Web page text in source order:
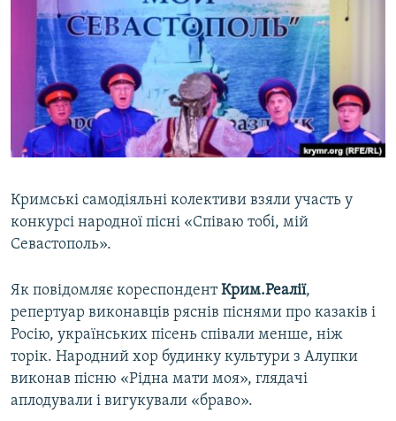
СПЕЦПРОЕКТИ
ДЕПОРТАЦІЯ
ВІДЕОУРОКИ «ELIFBE»
СВІДЧЕННЯ ОКУПАЦІЇ
УКРАЇНСЬКА ПРОБЛЕМА КРИМУ
ЯК ОБІЙТИ БЛОКУВАННЯ
Русский
Qırımtatar
Кримські самодіяльні колективи взяли участь у
конкурсі народної пісні «Співаю тобі, мій
Севастополь».
Як повідомляє кореспондентКрим.Реалії,
репертуар виконавців ряснів піснями про казаків і
Росію, українських пісень співали менше, ніж
торік. Народний хор будинку культури з Алупки
виконав пісню «Рідна мати моя», глядачі
аплодували і вигукували «браво».